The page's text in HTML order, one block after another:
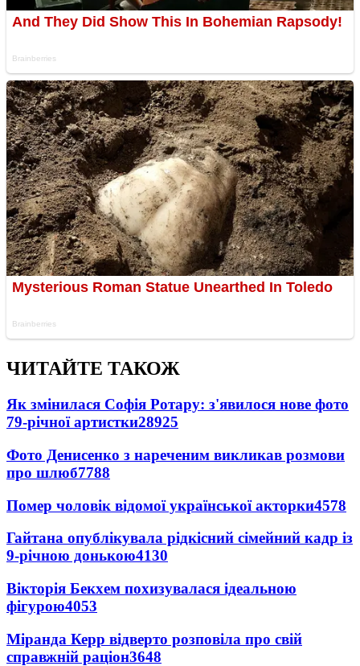
ЧИТАЙТЕ ТАКОЖ
Як змінилася Софія Ротару: з'явилося нове фото
79-річної артистки28925
Фото Денисенко з нареченим викликав розмови
про шлюб7788
Помер чоловік відомої української акторки4578
Гайтана опублікувала рідкісний сімейний кадр із
9-річною донькою4130
Вікторія Бекхем похизувалася ідеальною
фігурою4053
Міранда Керр відверто розповіла про свій
справжній раціон3648